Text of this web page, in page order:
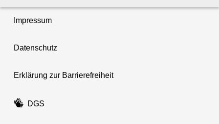
Impressum
Datenschutz
Erklärung zur Barrierefreiheit
DGS